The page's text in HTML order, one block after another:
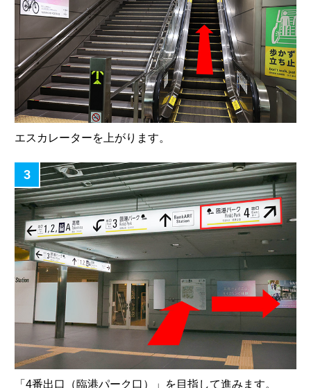
エスカレーターを上がります。
3
「4番出口（臨港パーク口）」を目指して進みます。